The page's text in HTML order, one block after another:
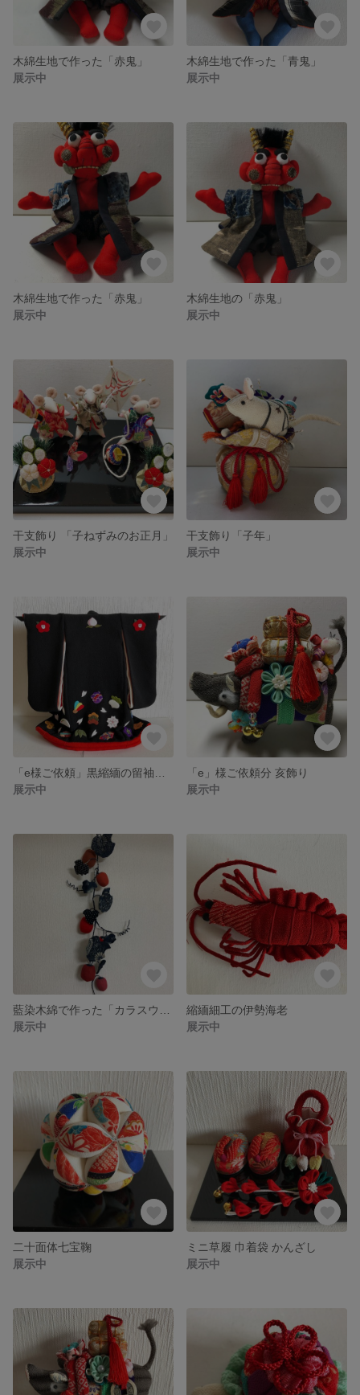
木綿生地で作った「赤鬼」
展示中
木綿生地で作った「青鬼」
展示中
木綿生地で作った「赤鬼」
展示中
木綿生地の「赤鬼」
展示中
干支飾り 「子ねずみのお正月」
展示中
干支飾り「子年」
展示中
展示中
「e」様ご依頼分 亥飾り
展示中
展示中
縮緬細工の伊勢海老
展示中
二十面体七宝鞠
展示中
ミニ草履 巾着袋 かんざし
展示中